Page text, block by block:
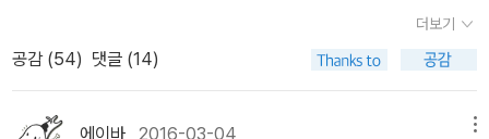
권).예스24나 다른 헌책방을 돌아다니며 구매한 책도 많으니 올 해
역시 300권을 가뿐히 넘지 않을까 한다. 책들을 분류하며 쌓아 놓는
작잖아!!! 였습니다. ㅋㅋ소꿉놀이하는 것도 아니고...ㅠㅠ 실망이 좀
되었어요.^^;;사진 찍어서 카톡으로 친구한테 사진을 보냈어요.그런
데 짧은 메시지 ' 싫어, 너무 작잖아!!!' ^^;;;기집애~옆지기 소주 컬렉
션에 놓으려고 했더니 결국 옆지기한테도 거절~할 수 없이 주방 찬장
더보기
공감 (54) 댓글 (14)
에이바 2016-03-04